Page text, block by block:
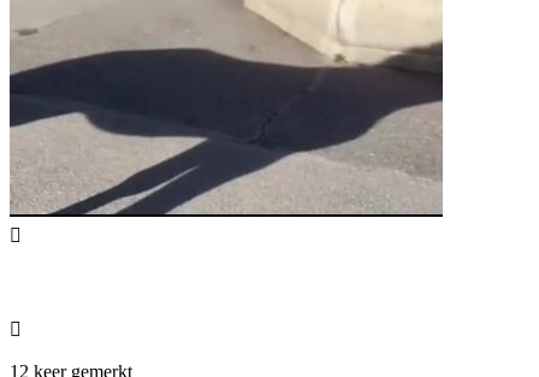


12 keer gemerkt